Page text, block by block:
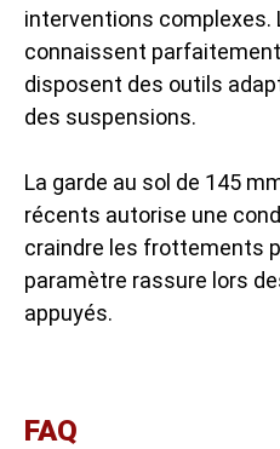
interventions complexes.
connaissent
disposent des outils
des suspensions.
La garde au sol de 145
récents autorise une
craindre les frottements
paramètre rassure lors
appuyés.
FAQ